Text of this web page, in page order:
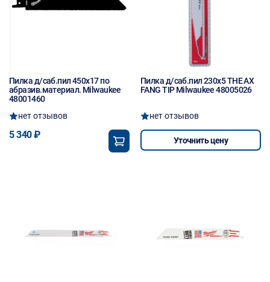
Пилка д/саб.пил 450x17 по
абразив.материал. Milwaukee
48001460
нет отзывов
5 340 ₽
Пилка д/саб.пил 230х5 THE AX
FANG TIP Milwaukee 48005026
нет отзывов
Уточнить цену